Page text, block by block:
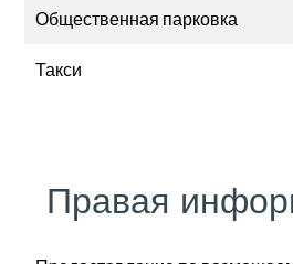
Общественная парковка
Такси
Правая